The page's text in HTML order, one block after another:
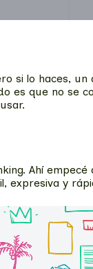
si lo haces,
es que no se
Ahí
expresiva y